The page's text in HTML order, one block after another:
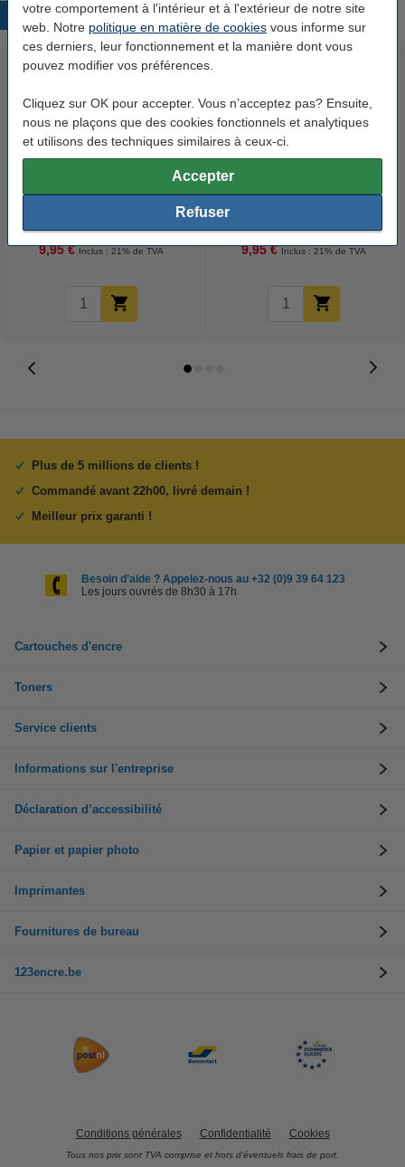
votre comportement à l'intérieur et à l'extérieur de notre site
web. Notre politique en matière de cookies vous informe sur
ces derniers, leur fonctionnement et la manière dont vous
pouvez modifier vos préférences.
Cliquez sur OK pour accepter. Vous n’acceptez pas? Ensuite,
nous ne plaçons que des cookies fonctionnels et analytiques
et utilisons des techniques similaires à ceux-ci.
Accepter
Refuser
Produits populaires
9,95 € Inclus : 21% de TVA 9,95 € Inclus : 21% de TVA
Plus de 5 millions de clients !
Commandé avant 22h00, livré demain !
Meilleur prix garanti !
Besoin d’aide ? Appelez-nous au +32 (0)9 39 64 123
Les jours ouvrés de 8h30 à 17h
Cartouches d'encre
Toners
Service clients
Informations sur l'entreprise
Déclaration d’accessibilité
Papier et papier photo
Imprimantes
Fournitures de bureau
123encre.be
Conditions générales Confidentialité Cookies
Tous nos prix sont TVA comprise et hors d’éventuels frais de port.